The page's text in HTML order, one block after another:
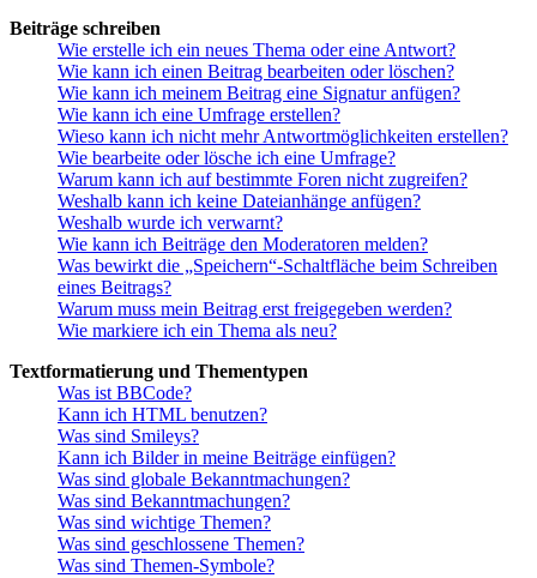
Beiträge schreiben
Wie erstelle ich ein neues Thema oder eine Antwort?
Wie kann ich einen Beitrag bearbeiten oder löschen?
Wie kann ich meinem Beitrag eine Signatur anfügen?
Wie kann ich eine Umfrage erstellen?
Wieso kann ich nicht mehr Antwortmöglichkeiten erstellen?
Wie bearbeite oder lösche ich eine Umfrage?
Warum kann ich auf bestimmte Foren nicht zugreifen?
Weshalb kann ich keine Dateianhänge anfügen?
Weshalb wurde ich verwarnt?
Wie kann ich Beiträge den Moderatoren melden?
Was bewirkt die „Speichern“-Schaltfläche beim Schreiben
eines Beitrags?
Warum muss mein Beitrag erst freigegeben werden?
Wie markiere ich ein Thema als neu?
Textformatierung und Thementypen
Was ist BBCode?
Kann ich HTML benutzen?
Was sind Smileys?
Kann ich Bilder in meine Beiträge einfügen?
Was sind globale Bekanntmachungen?
Was sind Bekanntmachungen?
Was sind wichtige Themen?
Was sind geschlossene Themen?
Was sind Themen-Symbole?